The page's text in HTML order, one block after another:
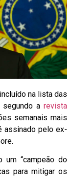
na lista das
a revista
semanais mais
assinado pelo ex-
um “campeão do
para mitigar os